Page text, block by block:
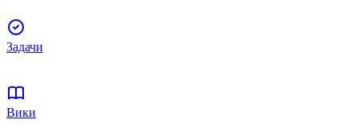
Задачи
Вики